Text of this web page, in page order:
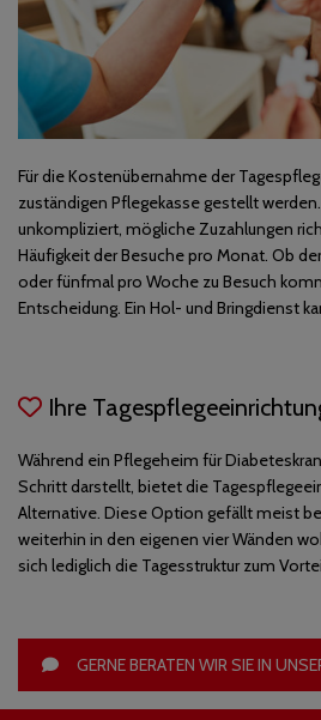
Für die Kostenübernahme der
zuständigen Pflegekasse gestellt
unkompliziert, mögliche Zuzahlungen
Häufigkeit der Besuche pro Monat. Ob
oder fünfmal pro Woche zu Besuch
Entscheidung. Ein Hol- und Bringdienst
Ihre
Während ein Pflegeheim für
Schritt darstellt, bietet die
Alternative. Diese Option gefällt meist
weiterhin in den eigenen vier Wänden
sich lediglich die Tagesstruktur zum
GERNE BERATEN WIR SIE IN